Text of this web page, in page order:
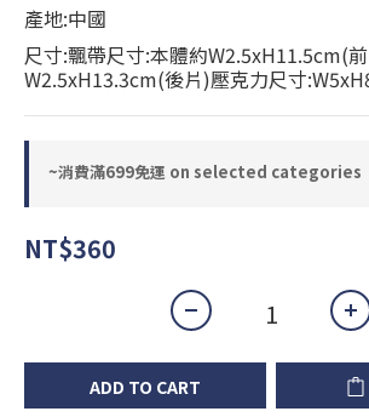
產地:中國
尺寸:飄帶尺寸:本體約W2.5xH11.5cm(
W2.5xH13.3cm(後片)壓克力尺寸
~消費滿699免運 on selected categories
NT$360
ADD TO CART